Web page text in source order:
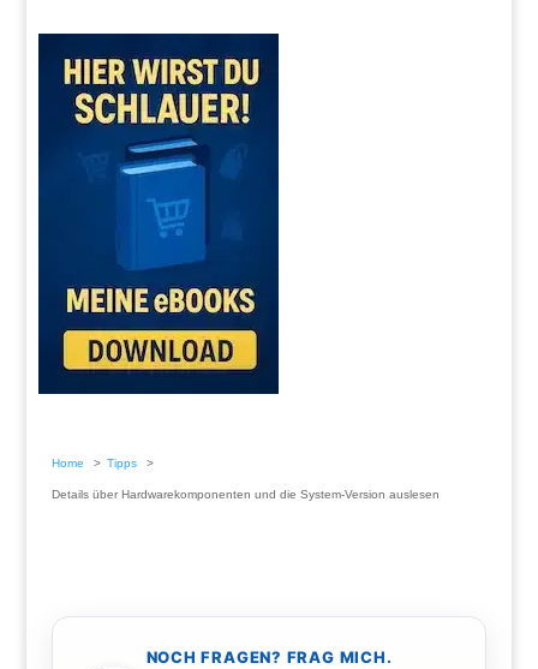
Home Tipps
Details über Hardwarekomponenten und die System-Version auslesen
NOCH FRAGEN? FRAG MICH.